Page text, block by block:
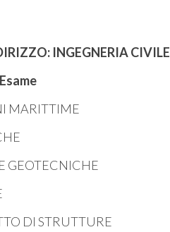
INGEGNERIA CIVILE
Esame
MARITTIME
GEOTECNICHE
DI STRUTTURE